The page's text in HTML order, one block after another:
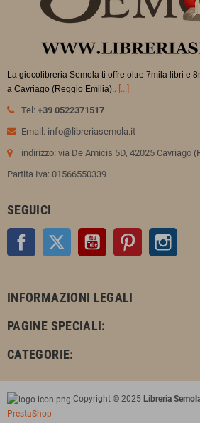
La giocolibreria Semola ti offre oltre 7mila libri e
a Cavriago (Reggio Emilia).. [...]
Tel: +39 0522371517
Email: info@libreriasemola.it
indirizzo: via De Amicis 5D, 42025 Cavriago
Partita Iva: 01566550339
SEGUICI
Facebook Twitter YouTube Pinterest
INFORMAZIONI LEGALI
PAGINE SPECIALI:
CATEGORIE:
Copyright © 2025 Libreria
PrestaShop |